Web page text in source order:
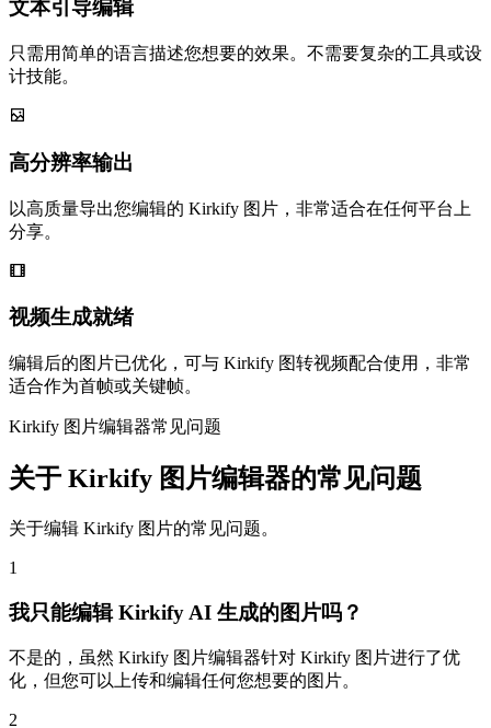
文本引导编辑
只需用简单的语言描述您想要的效果。不需要复杂的工具或设
计技能。
高分辨率输出
以高质量导出您编辑的 Kirkify 图片，非常适合在任何平台上
分享。
视频生成就绪
编辑后的图片已优化，可与 Kirkify 图转视频配合使用，非常
适合作为首帧或关键帧。
Kirkify 图片编辑器常见问题
关于 Kirkify 图片编辑器的常见问题
关于编辑 Kirkify 图片的常见问题。
1
我只能编辑 Kirkify AI 生成的图片吗？
不是的，虽然 Kirkify 图片编辑器针对 Kirkify 图片进行了优
化，但您可以上传和编辑任何您想要的图片。
2